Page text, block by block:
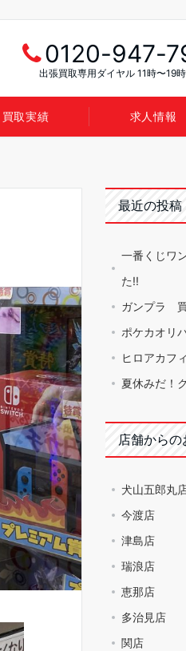
0120-947-
出張買取専用ダイヤル 11時〜19
買取実績 求人情報
最近の投稿
一番くじワ
た!!
ガンプラ
ポケカオリ
ヒロアカフ
夏休みだ！
店舗から
犬山五郎丸
今渡店
津島店
瑞浪店
恵那店
多治見店
関店